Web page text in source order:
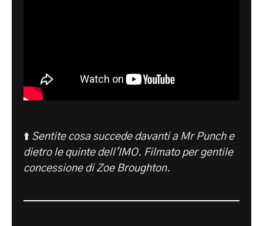
⬆️ Sentite cosa succede davanti a Mr Punch e
dietro le quinte dell'IMO. Filmato per gentile
concessione di Zoe Broughton.